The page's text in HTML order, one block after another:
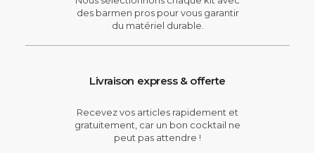
des barmen pros pour vous garantir
du matériel durable.
Livraison express & offerte
Recevez vos articles rapidement et
gratuitement, car un bon cocktail ne
peut pas attendre !